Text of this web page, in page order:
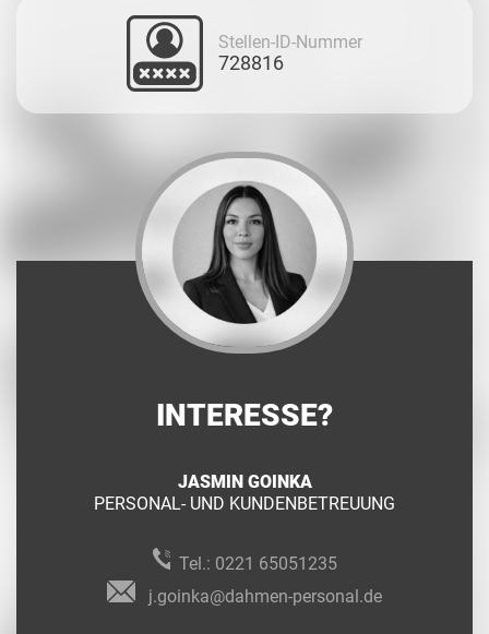
Stellen-ID-Nummer
728816
INTERESSE?
JASMIN GOINKA
PERSONAL- UND KUNDENBETREUUNG
Tel.: 0221 65051235
j.goinka@dahmen-personal.de